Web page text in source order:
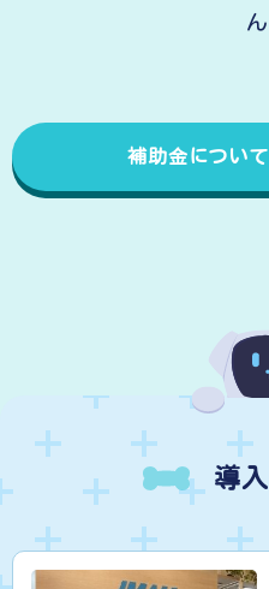
ん
補助金につい
導